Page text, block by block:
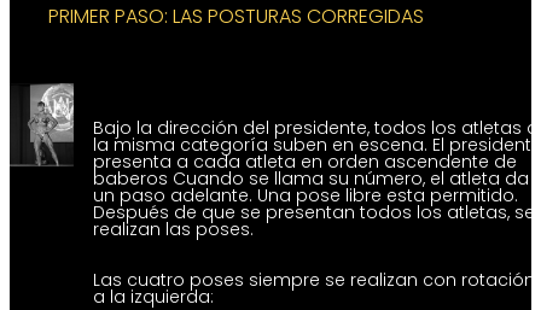
PRIMER PASO: LAS POSTURAS CORREGIDAS
Bajo la dirección del presidente, todos los atletas
la misma categoría suben en escena. El
presenta a cada atleta en orden ascendente de
baberos Cuando se llama su número, el atleta da
un paso adelante. Una pose libre esta permitido.
Después de que se presentan todos los atletas, se
realizan las poses.
Las cuatro poses siempre se realizan con rotación
a la izquierda: